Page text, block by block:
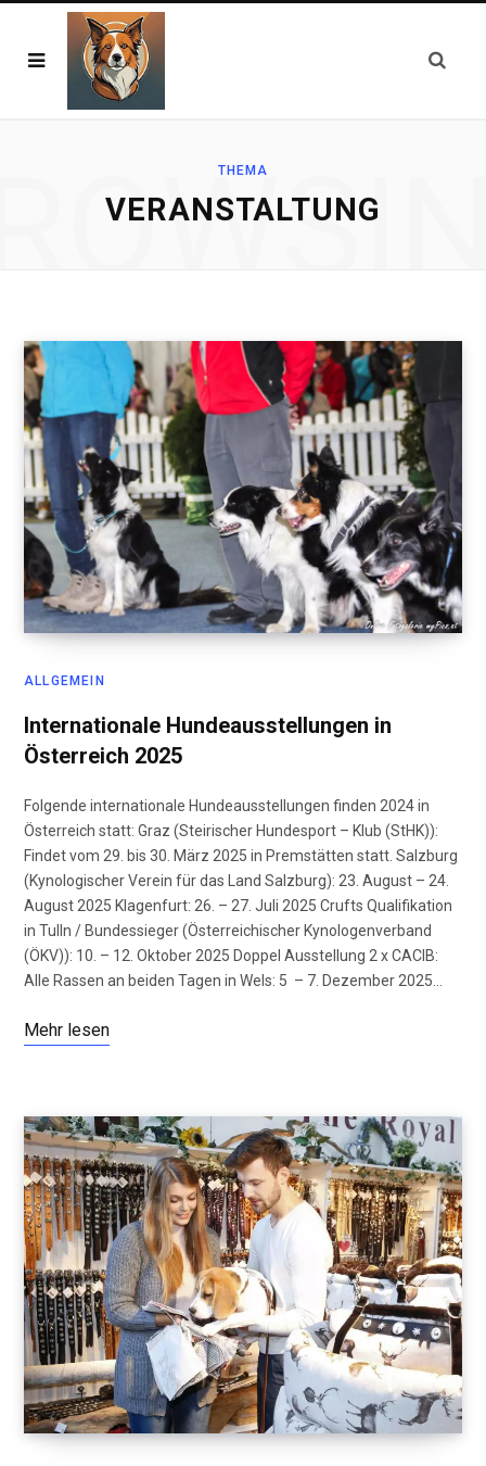
THEMA
VERANSTALTUNG
ALLGEMEIN
Internationale Hundeausstellungen in
Österreich 2025
Folgende internationale Hundeausstellungen finden 2024 in
Österreich statt: Graz (Steirischer Hundesport – Klub (StHK)):
Findet vom 29. bis 30. März 2025 in Premstätten statt. Salzburg
(Kynologischer Verein für das Land Salzburg): 23. August – 24.
August 2025 Klagenfurt: 26. – 27. Juli 2025 Crufts Qualifikation
in Tulln / Bundessieger (Österreichischer Kynologenverband
(ÖKV)): 10. – 12. Oktober 2025 Doppel Ausstellung 2 x CACIB:
Alle Rassen an beiden Tagen in Wels: 5 – 7. Dezember 2025…
Mehr lesen